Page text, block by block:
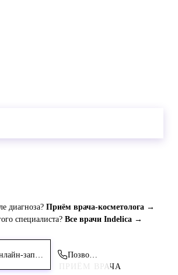
диагноза? Приём врача-косметолога →
специалиста? Все врачи Indelica →
Позвонить
ПРИЁМ ВРАЧА